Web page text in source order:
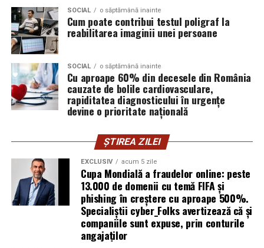
Oana Teslarueste consultant financiar și expert în
investiții imobiliare. A ales să fie prezentă cu vocea ei
într-un domeniu în care credibilitatea se construiește
greu și se pierde repede.
Mirela Iacobvinde cosmetice naturale și lucrează cu
femei care vor produse în care au încredere. Prezența ei
publică este, pentru clientele ei, primul semn că brandul
Ștefania Filipeste numerolog și lucrează cu
antreprenori care vor să ia decizii mai aliniate cu ce sunt
ei cu adevărat. Alege să fie vizibilă pentru că domeniul ei
câștigă credibilitate prin oameni, nu prin concepte.
Mihaela Antocheactivează în nutriție și sănătate.
Crede că informația corectă ajunge la oamenii potriviți
doar atunci când vine de la o sursă cu chip și nume.
SOCIAL o săptămână inainte
Cum poate contribui testul poligraf la
reabilitarea imaginii unei persoane
SOCIAL o săptămână inainte
Cu aproape 60% din decesele din România
cauzate de bolile cardiovasculare,
rapiditatea diagnosticului în urgențe
devine o prioritate națională
ȘTIREA ZILEI
EXCLUSIV acum 5 zile
Cupa Mondială a fraudelor online: peste
13.000 de domenii cu temă FIFA și
phishing în creștere cu aproape 500%.
Specialiștii cyber_Folks avertizează că și
companiile sunt expuse, prin conturile
angajaților